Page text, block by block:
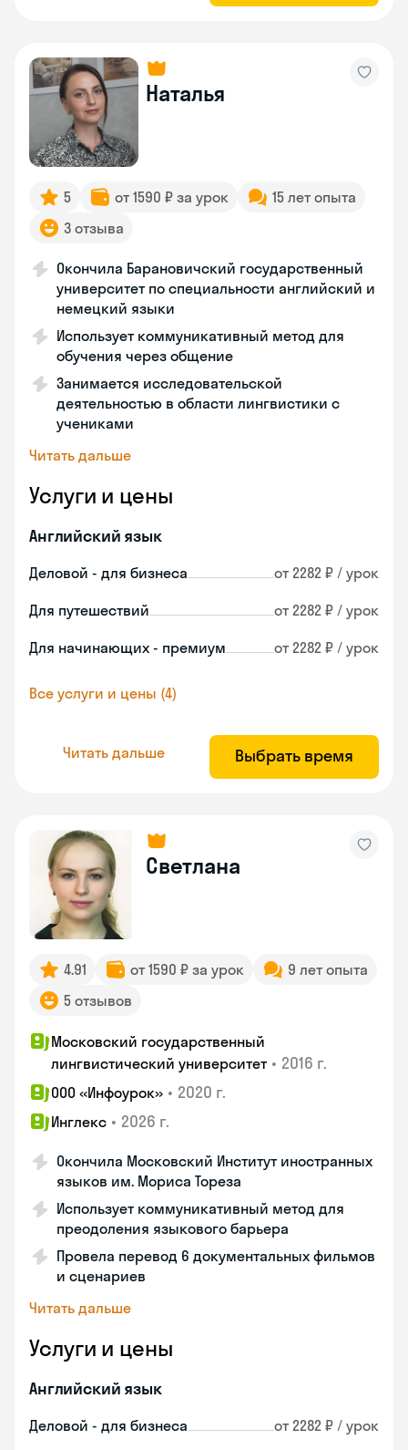
Наталья
5 от 1590 ₽ за урок
15 лет опыта
3 отзыва
Окончила Барановичский государственный
университет по специальности английский и
немецкий языки
Использует коммуникативный метод для
обучения через общение
Занимается исследовательской
деятельностью в области лингвистики с
учениками
Читать дальше
Услуги и цены
Английский язык
Деловой - для бизнеса от 2282 ₽ / урок
Для путешествий от 2282 ₽ / урок
Для начинающих - премиум от 2282 ₽ / урок
Все услуги и цены (4)
Читать дальше Выбрать время
Светлана
4.91 от 1590 ₽ за урок
9 лет опыта
5 отзывов
Московский государственный
лингвистический университет • 2016 г.
ООО «Инфоурок» • 2020 г.
Инглекс • 2026 г.
Окончила Московский Институт иностранных
языков им. Мориса Тореза
Использует коммуникативный метод для
преодоления языкового барьера
Провела перевод 6 документальных фильмов
и сценариев
Читать дальше
Услуги и цены
Английский язык
Деловой - для бизнеса от 2282 ₽ / урок